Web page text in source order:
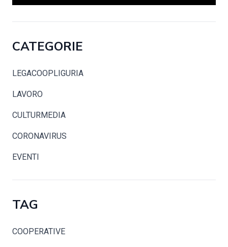
CATEGORIE
LEGACOOPLIGURIA
LAVORO
CULTURMEDIA
CORONAVIRUS
EVENTI
TAG
COOPERATIVE